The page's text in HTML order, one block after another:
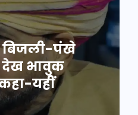
बिजली-पंखे
देख भावुक
यहीं